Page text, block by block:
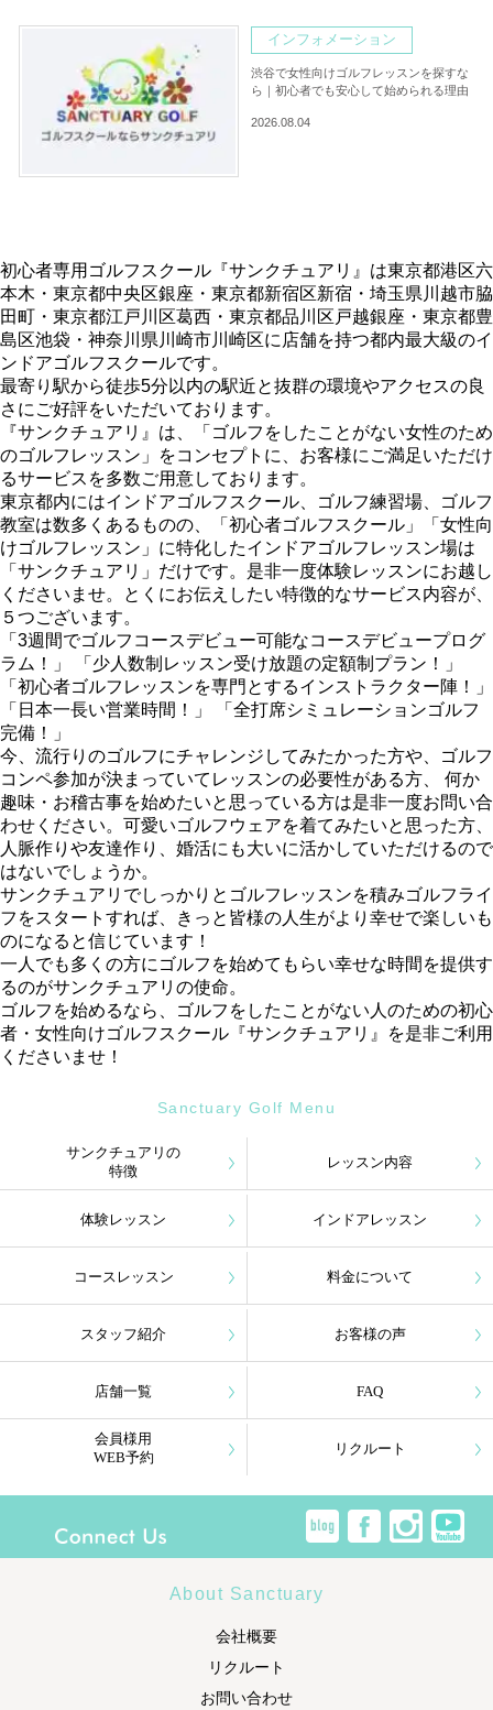
インフォメーション
渋谷で女性向けゴルフレッスンを探すな
ら｜初心者でも安心して始められる理由
2026.08.04
初心者専用ゴルフスクール『サンクチュアリ』は東京都港区六
本木・東京都中央区銀座・東京都新宿区新宿・埼玉県川越市脇
田町・東京都江戸川区葛西・東京都品川区戸越銀座・東京都豊
島区池袋・神奈川県川崎市川崎区に店舗を持つ都内最大級のイ
ンドアゴルフスクールです。
最寄り駅から徒歩5分以内の駅近と抜群の環境やアクセスの良
さにご好評をいただいております。
『サンクチュアリ』は、「ゴルフをしたことがない女性のため
のゴルフレッスン」をコンセプトに、お客様にご満足いただけ
るサービスを多数ご用意しております。
東京都内にはインドアゴルフスクール、ゴルフ練習場、ゴルフ
教室は数多くあるものの、「初心者ゴルフスクール」「女性向
けゴルフレッスン」に特化したインドアゴルフレッスン場は
「サンクチュアリ」だけです。是非一度体験レッスンにお越し
くださいませ。とくにお伝えしたい特徴的なサービス内容が、
５つございます。
「3週間でゴルフコースデビュー可能なコースデビュープログ
ラム！」 「少人数制レッスン受け放題の定額制プラン！」
「初心者ゴルフレッスンを専門とするインストラクター陣！」
「日本一長い営業時間！」 「全打席シミュレーションゴルフ
完備！」
今、流行りのゴルフにチャレンジしてみたかった方や、ゴルフ
コンペ参加が決まっていてレッスンの必要性がある方、 何か
趣味・お稽古事を始めたいと思っている方は是非一度お問い合
わせください。可愛いゴルフウェアを着てみたいと思った方、
人脈作りや友達作り、婚活にも大いに活かしていただけるので
はないでしょうか。
サンクチュアリでしっかりとゴルフレッスンを積みゴルフライ
フをスタートすれば、きっと皆様の人生がより幸せで楽しいも
のになると信じています！
一人でも多くの方にゴルフを始めてもらい幸せな時間を提供す
るのがサンクチュアリの使命。
ゴルフを始めるなら、ゴルフをしたことがない人のための初心
者・女性向けゴルフスクール『サンクチュアリ』を是非ご利用
くださいませ！
Sanctuary Golf Menu
サンクチュアリの
特徴
レッスン内容
体験レッスン インドアレッスン
コースレッスン 料金について
スタッフ紹介 お客様の声
店舗一覧 FAQ
会員様用
WEB予約
リクルート
About Sanctuary
会社概要
リクルート
お問い合わせ